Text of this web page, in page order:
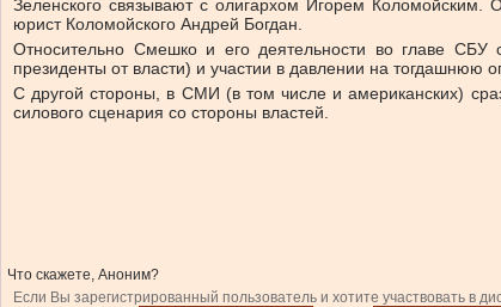
Зеленского связывают с олигархом Игорем Коломойским.
юрист Коломойского Андрей Богдан.
Относительно Смешко и его деятельности во главе СБУ
президенты от власти) и участии в давлении на тогдашнюю
С другой стороны, в СМИ (в том числе и американских)
силового сценария со стороны властей.
Что скажете, Аноним?
Если Вы зарегистрированный пользователь и хотите участвовать в